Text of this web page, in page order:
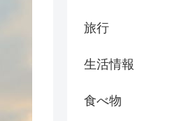
旅行
生活情報
食べ物